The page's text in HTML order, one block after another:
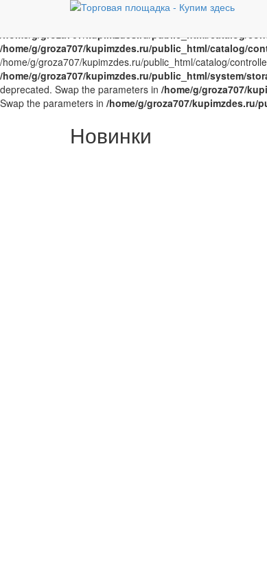
: Trying to access array offset on value of type bool in
/home/g/groza707/
/home/g/groza707/kupimzdes.ru/public_html/catalog/
/home/g/groza707/kupimzdes.ru/public_html/catalog/
/home/g/groza707/kupimzdes.ru/public_html/catalog/
/home/g/groza707/kupimzdes.ru/public_html/system/
deprecated. Swap the parameters in /home/g/groza707/
Swap the parameters in /home/g/groza707/kupimzdes.ru/
Новинки